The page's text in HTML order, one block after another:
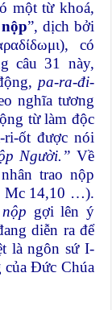
một từ khoá,
”, dịch bởi
có
câu 31 này,
pa-ra-đi-
nghĩa tương
từ làm độc
ri-ốt được nói
Người.” Về
trao nộp
Mc 14,10 …).
gợi lên ý
diễn ra để
là ngôn sứ I-
của Đức Chúa